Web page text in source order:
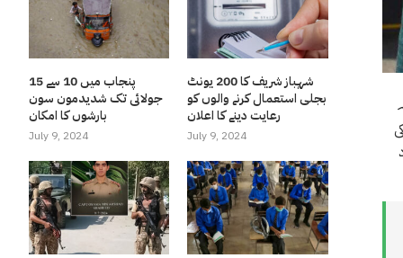
کی
پنجاب میں 10 سے 15
جولائی تک شدیدمون سون
بارشوں کا امکان
July 9, 2024
شہباز شریف کا 200 یونٹ
بجلی استعمال کرنے والوں کو
رعایت دینے کا اعلان
July 9, 2024